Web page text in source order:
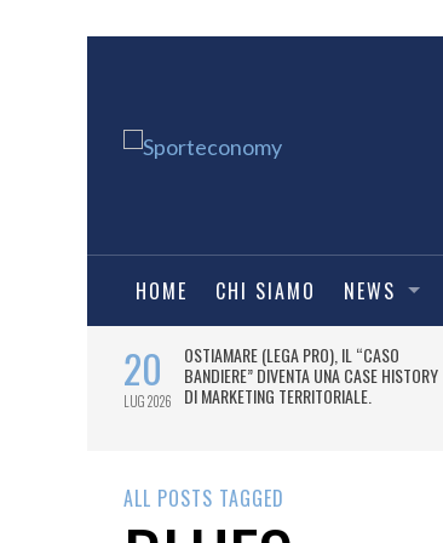
HOME CHI SIAMO NEWS
20
LUG 2026
OSTIAMARE (LEGA PRO), IL “CASO
BANDIERE” DIVENTA UNA CASE HISTORY
DI MARKETING TERRITORIALE.
ALL POSTS TAGGED